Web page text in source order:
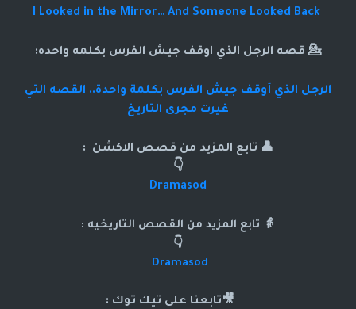
I Looked in the Mirror… And Someone Looked Back
💁 قصه الرجل الذي اوقف جيش الفرس بكلمه واحده:
الرجل الذي أوقف جيش الفرس بكلمة واحدة.. القصه التي
غيرت مجرى التاريخ
👤 تابع المزيد من قصص الاكشن :
👇
Dramasod
👵 تابع المزيد من القصص التاريخيه :
👇
Dramasod
🎥تابعنا على تيك توك :